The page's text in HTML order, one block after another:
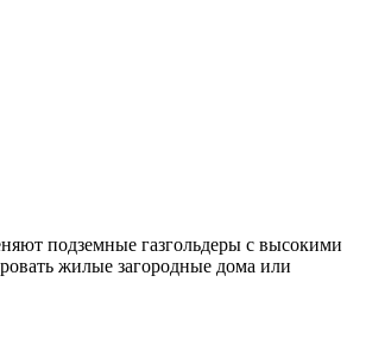
подземные газгольдеры с высокими
жилые загородные дома или